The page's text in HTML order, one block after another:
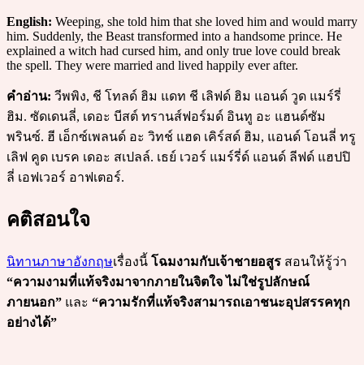
English: Weeping, she told him that she loved him and would marry
him. Suddenly, the Beast transformed into a handsome prince. He
explained a witch had cursed him, and only true love could break
the spell. They were married and lived happily ever after.
คำอ่าน: วีพพิง, ชี โทลด์ ฮิม แดท ชี เลิฟด์ ฮิม แอนด์ วูด แมร์รี่
ฮิม. ซัดเดนลี่, เดอะ บีสต์ ทรานส์ฟอร์มด์ อินทู อะ แฮนด์ซัม
พรินซ์. ฮี เอ็กซ์เพลนด์ อะ วิทช์ แฮด เคิร์สด์ ฮิม, แอนด์ โอนลี่ ทรู
เลิฟ คูด เบรค เดอะ สเปลล์. เธย์ เวอร์ แมร์รี่ด์ แอนด์ ลีฟด์ แฮปปิ
ลี่ เอฟเวอร์ อาฟเตอร์.
คติสอนใจ
นิทานภาษาอังกฤษเรื่องนี้ โฉมงามกับเจ้าชายอสูร สอนให้รู้ว่า
“ความงามที่แท้จริงมาจากภายในจิตใจ ไม่ใช่รูปลักษณ์
ภายนอก” และ “ความรักที่แท้จริงสามารถเอาชนะอุปสรรคทุก
อย่างได้”